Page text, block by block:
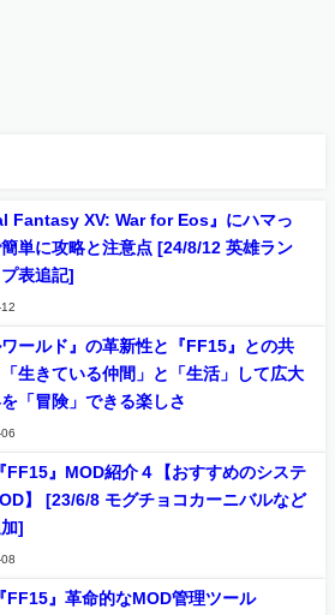
Fantasy XV: War for Eos』にハマっ
単に攻略と注意点 [24/8/12 英雄ラン
表追記]
ワールド』の革新性と『FF15』との共
生きている仲間」と「生活」して広大
「冒険」できる楽しさ
FF15』MOD紹介４【おすすめのシステ
】 [23/6/8 モグチョコカーニバルなど
]
FF15』革命的なMOD管理ツール